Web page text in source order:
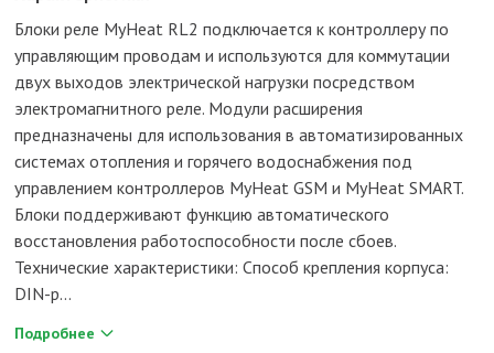
Блоки реле MyHeat RL2 подключается к контроллеру по
управляющим проводам и используются для коммутации
двух выходов электрической нагрузки посредством
электромагнитного реле. Модули расширения
предназначены для использования в автоматизированных
системах отопления и горячего водоснабжения под
управлением контроллеров MyHeat GSM и MyHeat SMART.
Блоки поддерживают функцию автоматического
восстановления работоспособности после сбоев.
Технические характеристики: Способ крепления корпуса:
DIN-р...
Подробнее